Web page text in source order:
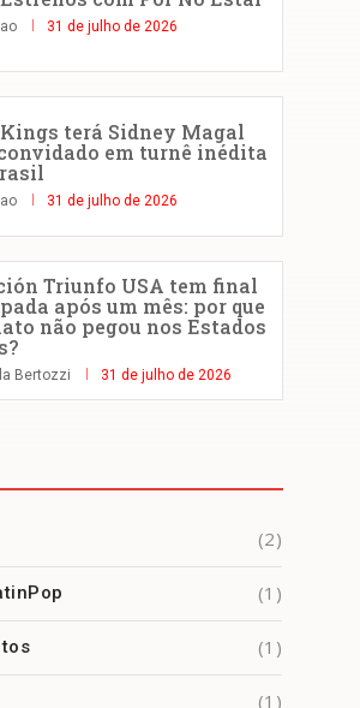
31 de julho de 2026
terá Sidney Magal
em turnê inédita
31 de julho de 2026
Triunfo USA tem final
após um mês: por que
não pegou nos Estados
Bertozzi 31 de julho de 2026
(2)
(1)
(1)
(1)